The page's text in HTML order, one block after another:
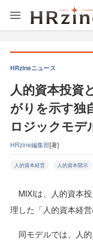
HRzineニュース
人的資本投資
がりを示す独
ロジックモ
HRzine編集部[著]
人的資本経営 人的資本開示
MIXIは、人的資本
理した「人的資本経
同モデルでは、人